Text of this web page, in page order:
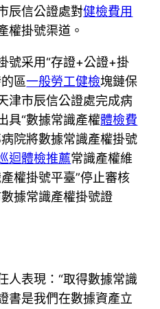
辰信公證處對健檢費用
權掛號渠道。
號采用“存證+公證+掛
區一般勞工健檢塊鏈保
津市辰信公證處完成病
具“數據常識產權體檢費
院將數據常識產權掛號
迴體檢推薦常識產權維
權掛號平臺”停止審核
據常識產權掛號證
人表現：“取得數據常識
書是我們在數據資產立